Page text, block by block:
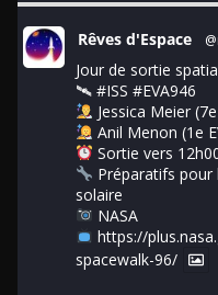
Rêves d'Espace
Jour de sortie
🛰 #ISS #EVA946
Jessica Meier
Anil Menon (1e
Sortie vers
Préparatifs pour
solaire
NASA
https://
spacewalk-96/